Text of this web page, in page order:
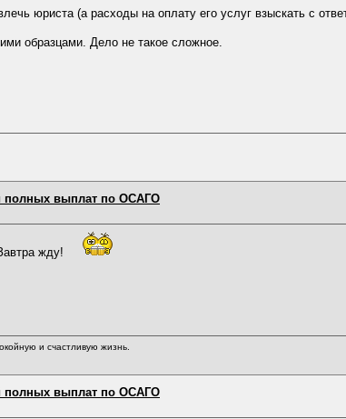
юриста (а расходы на оплату его услуг взыскать с
образцами. Дело не такое сложное.
полных выплат по ОСАГО
жду!
и счастливую жизнь.
полных выплат по ОСАГО